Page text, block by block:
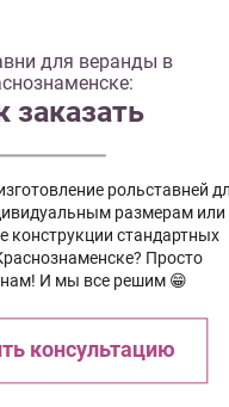
для веранды в
заказать
рольставней
размерам или
конструкции стандартных
Просто
нам! И мы все решим 😁
консультацию